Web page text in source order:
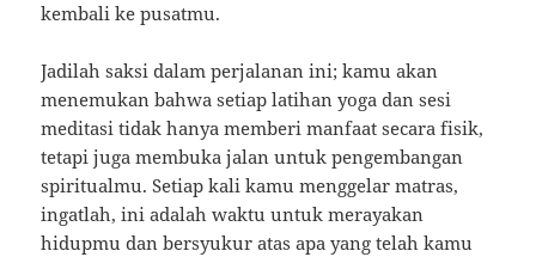
kembali ke pusatmu.
Jadilah saksi dalam perjalanan ini; kamu akan
menemukan bahwa setiap latihan yoga dan sesi
meditasi tidak hanya memberi manfaat secara fisik,
tetapi juga membuka jalan untuk pengembangan
spiritualmu. Setiap kali kamu menggelar matras,
ingatlah, ini adalah waktu untuk merayakan
hidupmu dan bersyukur atas apa yang telah kamu